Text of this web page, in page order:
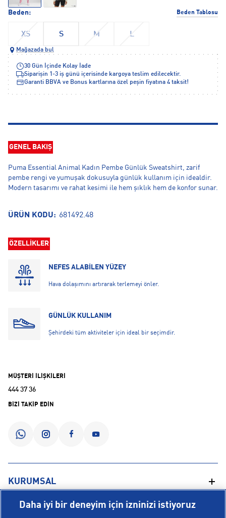
Beden: Beden Tablosu
XS S M L
Mağazada bul
30 Gün İçinde Kolay İade
Siparişin 1-3 iş günü içerisinde kargoya teslim edilecektir.
Garanti BBVA ve Bonus kartlarına özel peşin fiyatına 4 taksit!
GENEL BAKIŞ
Puma Essential Animal Kadın Pembe Günlük Sweatshirt, zarif
pembe rengi ve yumuşak dokusuyla günlük kullanım için idealdir.
Modern tasarımı ve rahat kesimi ile hem şıklık hem de konfor sunar.
ÜRÜN KODU: 681492.48
ÖZELLİKLER
NEFES ALABİLEN YÜZEY
Hava dolaşımını artırarak terlemeyi önler.
GÜNLÜK KULLANIM
Şehirdeki tüm aktiviteler için ideal bir seçimdir.
MÜŞTERİ İLİŞKİLERİ
444 37 36
BİZİ TAKİP EDİN
KURUMSAL
Hakkımızda
Daha iyi bir deneyim için izninizi istiyoruz